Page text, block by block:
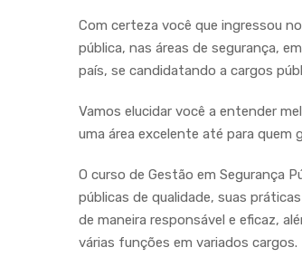
Com certeza você que ingressou
pública, nas áreas de segurança,
país, se candidatando a cargos
Vamos elucidar você a entender
uma área excelente até para quem
O curso de Gestão em Segurança
públicas de qualidade, suas
de maneira responsável e eficaz,
várias funções em variados cargos.